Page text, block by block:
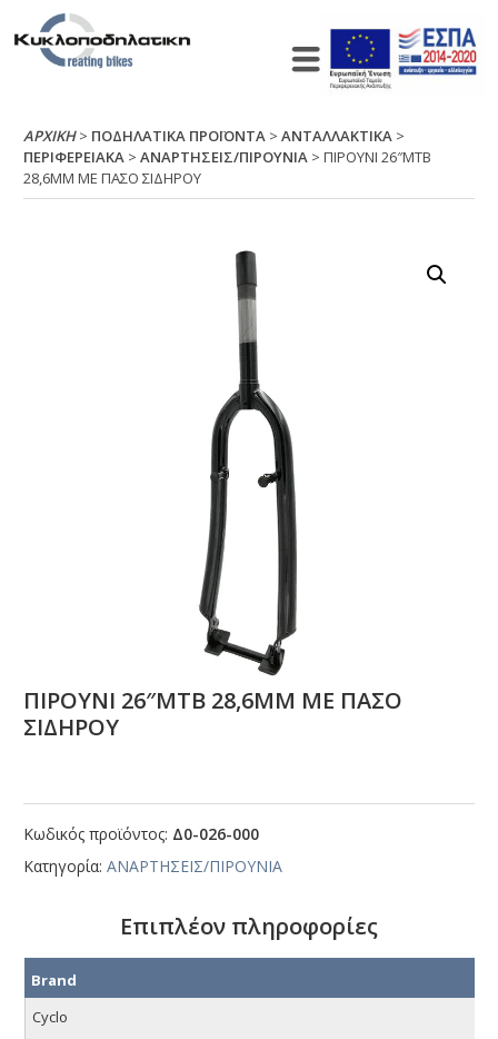
ΑΡΧΙΚΉ> ΠΟΔΗΛΑΤΙΚΑ ΠΡΟΪΟΝΤΑ >ΑΝΤΑΛΛΑΚΤΙΚΑ >
ΠΕΡΙΦΕΡΕΙΑΚΑ >ΑΝΑΡΤΗΣΕΙΣ/ΠΙΡΟΥΝΙΑ > ΠΙΡΟΥΝΙ 26″ΜΤΒ
28,6ΜΜ ΜΕ ΠΑΣΟ ΣΙΔΗΡΟΥ
ΠΙΡΟΥΝΙ 26″ΜΤΒ 28,6ΜΜ ΜΕ ΠΑΣΟ
ΣΙΔΗΡΟΥ
Κωδικός προϊόντος: Δ0-026-000
Κατηγορία:ΑΝΑΡΤΗΣΕΙΣ/ΠΙΡΟΥΝΙΑ
Επιπλέον πληροφορίες
Brand
Cyclo